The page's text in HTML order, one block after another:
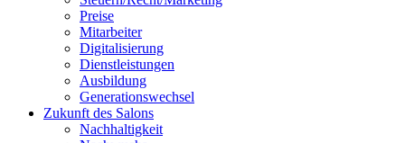
Preise
Mitarbeiter
Digitalisierung
Dienstleistungen
Ausbildung
Generationswechsel
Zukunft des Salons
Nachhaltigkeit